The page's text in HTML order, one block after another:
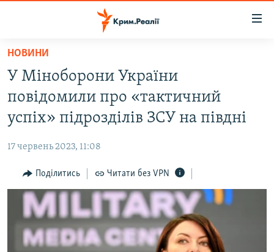
Перейти
основного
матеріалу
Перейти
до
основної
навігації
Перейти
до
пошуку
ВІДЕО ТА ФОТО
БЛОГИ
ПОГЛЯД
ІНТЕРВ'Ю
ВСЕ ЗА ДЕНЬ
СПЕЦПРОЕКТИ
НОВИНИ
У Міноборони України
повідомили про «тактичний
успіх» підрозділів ЗСУ на півдні
17 червень 2023, 11:08
Поділитись Читати без VPN